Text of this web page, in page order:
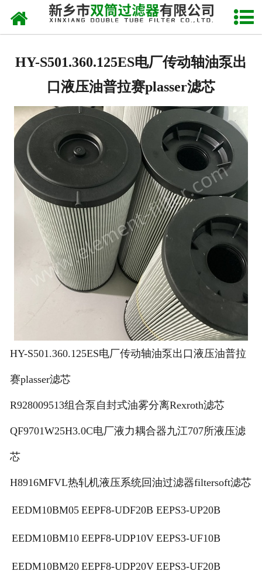
网站首页
新闻中心
产品快讯
在线留言
联系我们
网站地图
HY-S501.360.125ES电厂传动轴油泵出
口液压油普拉赛plasser滤芯
HY-S501.360.125ES电厂传动轴油泵出口液压油普拉
赛plasser滤芯
R928009513组合泵自封式油雾分离Rexroth滤芯
QF9701W25H3.0C电厂液力耦合器九江707所液压滤
芯
H8916MFVL热轧机液压系统回油过滤器filtersoft滤芯
EEDM10BM05 EEPF8-UDF20B EEPS3-UP20B
EEDM10BM10 EEPF8-UDP10V EEPS3-UF10B
EEDM10BM20 EEPF8-UDP20V EEPS3-UF20B